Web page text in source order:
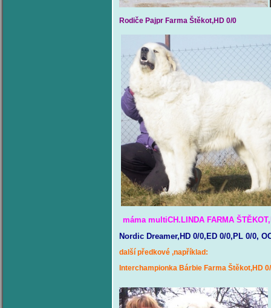
Rodiče Pajpr Farma Štěkot,HD 0/0
máma multiCH.LINDA FARMA
Nordic Dreamer,HD 0/0,ED 0/0,PL 0/0,
další předkové ,například:
Interchampionka Bárbie Farma Štěkot,HD